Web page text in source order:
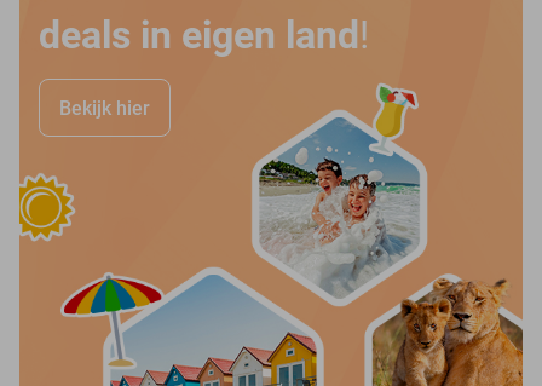
deals in eigen land!
Bekijk hier